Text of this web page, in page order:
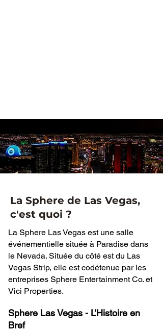
La Sphere de Las Vegas,
c'est quoi ?
La Sphere Las Vegas est une salle
événementielle située à Paradise dans
le Nevada. Située du côté est du Las
Vegas Strip, elle est codétenue par les
entreprises Sphere Entertainment Co. et
Vici Properties.
Sphere Las Vegas - L’Histoire en
Bref